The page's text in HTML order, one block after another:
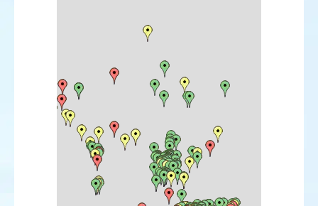
Harle bièvre
Érismature rousse
Érismature à tête blanche
Colin de Californie
Perdrix rouge
Perdrix grise
Caille des blés
Faisan vénéré
Faisan de Colchide
Plongeon catmarin